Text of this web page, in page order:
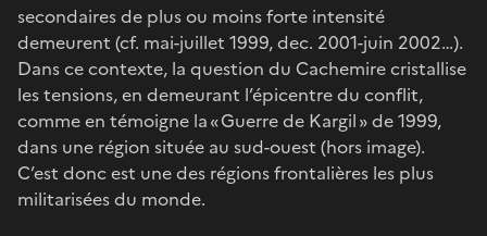
secondaires de plus ou moins forte intensité
demeurent (cf. mai-juillet 1999, dec. 2001-juin 2002…).
Dans ce contexte, la question du Cachemire cristallise
les tensions, en demeurant l’épicentre du conflit,
comme en témoigne la « Guerre de Kargil » de 1999,
dans une région située au sud-ouest (hors image).
C’est donc est une des régions frontalières les plus
militarisées du monde.